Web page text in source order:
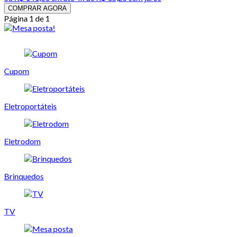
COMPRAR AGORA
Página 1 de 1
Cupom
Eletroportáteis
Eletrodom
Brinquedos
TV